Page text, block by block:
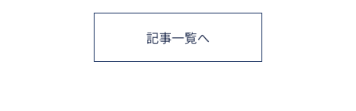
記事一覧へ